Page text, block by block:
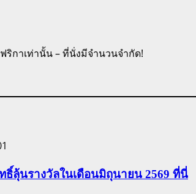
ริกาเท่านั้น – ที่นั่งมีจำนวนจำกัด!
ลุ้นรางวัลในเดือนมิถุนายน 2569 ที่นี่